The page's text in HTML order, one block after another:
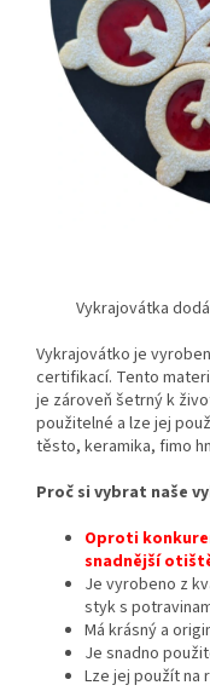
Vykrajovátka
Vykrajovátko je
certifikací. Tento
je zároveň šetrný k
použitelné a lze jej
těsto, keramika, fimo
Proč si vybrat naše
Oproti
snadnější
Je vyrobeno z
styk s
Má krásný a
Je snadno
Lze jej použít na